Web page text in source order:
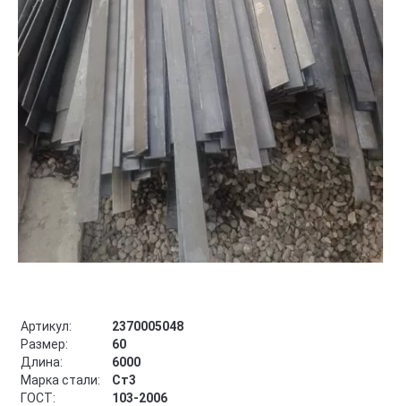
Артикул:
2370005048
Размер:
60
Длина:
6000
Марка стали:
Ст3
ГОСТ:
103-2006